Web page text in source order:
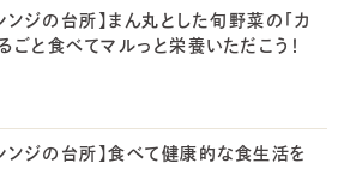
ンジの台所】まん丸とした旬野菜の「カ
るごと食べてマルっと栄養いただこう！
ンジの台所】食べて健康的な食生活を